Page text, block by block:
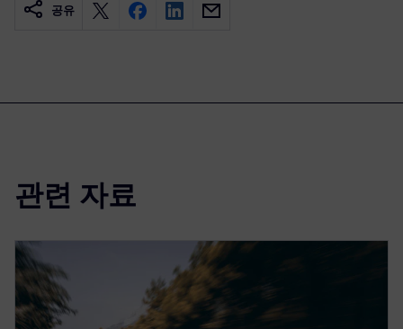
공유
관련 자료